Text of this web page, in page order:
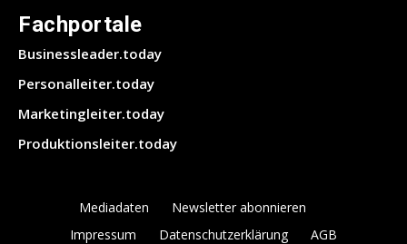
Fachportale
Businessleader.today
Personalleiter.today
Marketingleiter.today
Produktionsleiter.today
Mediadaten
Newsletter abonnieren
Impressum
Datenschutzerklärung AGB